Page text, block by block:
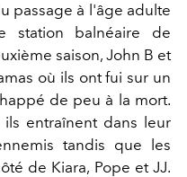
passage à l'âge adulte
station balnéaire de
saison, John B et
où ils ont fui sur un
de peu à la mort.
entraînent dans leur
tandis que les
de Kiara, Pope et JJ.